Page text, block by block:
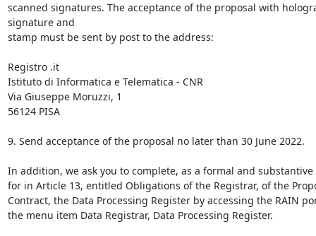
scanned signatures. The acceptance of the proposal with
signature and
stamp must be sent by post to the address:
Registro .it
Istituto di Informatica e Telematica - CNR
Via Giuseppe Moruzzi, 1
56124 PISA
9. Send acceptance of the proposal no later than 30 June 2022.
In addition, we ask you to complete, as a formal and
for in Article 13, entitled Obligations of the Registrar, of the
Contract, the Data Processing Register by accessing the RAIN
the menu item Data Registrar, Data Processing Register.